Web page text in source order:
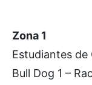
Zona 1
Estudiantes de
Bull Dog 1 –